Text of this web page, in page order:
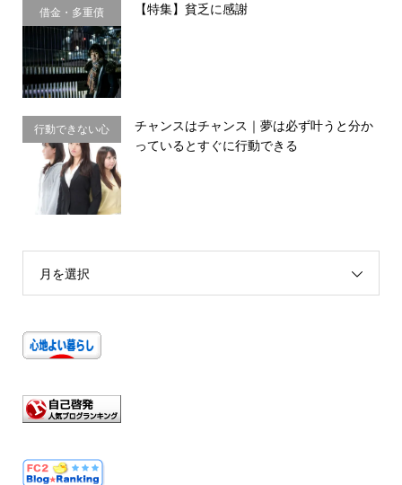
借金・多重債
務・金銭感覚
【特集】貧乏に感謝
行動できない心
理・思い込み
チャンスはチャンス｜夢は必ず叶うと分か
っているとすぐに行動できる
月を選択